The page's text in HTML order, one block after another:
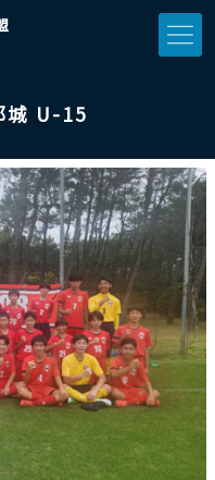
城 U-15